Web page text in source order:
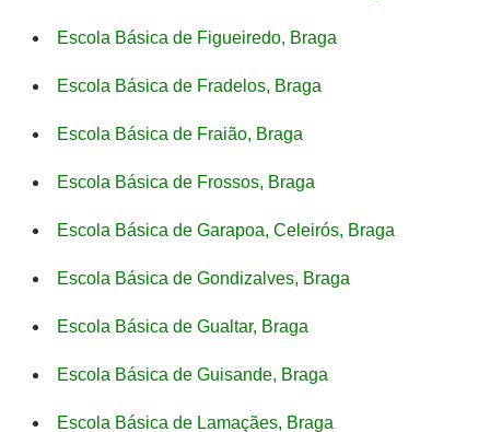
Escola Básica de Figueiredo, Braga
Escola Básica de Fradelos, Braga
Escola Básica de Fraião, Braga
Escola Básica de Frossos, Braga
Escola Básica de Garapoa, Celeirós, Braga
Escola Básica de Gondizalves, Braga
Escola Básica de Gualtar, Braga
Escola Básica de Guisande, Braga
Escola Básica de Lamaçães, Braga